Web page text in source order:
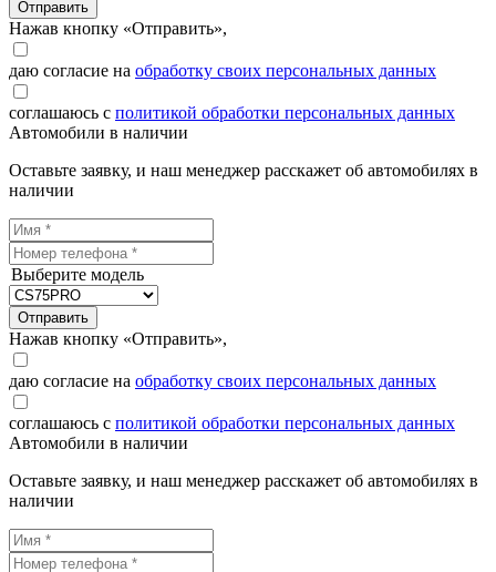
Отправить
Нажав кнопку «Отправить»,
даю согласие на обработку своих персональных данных
соглашаюсь с политикой обработки персональных данных
Автомобили в наличии
Оставьте заявку, и наш менеджер расскажет об автомобилях в
наличии
Выберите модель
Отправить
Нажав кнопку «Отправить»,
даю согласие на обработку своих персональных данных
соглашаюсь с политикой обработки персональных данных
Автомобили в наличии
Оставьте заявку, и наш менеджер расскажет об автомобилях в
наличии